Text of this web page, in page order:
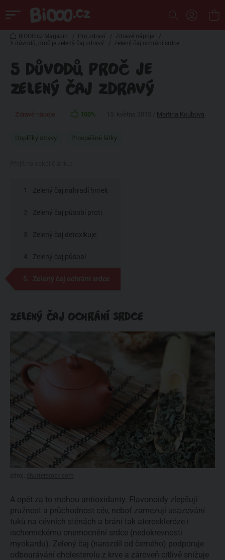
BiOOO.cz Magazin / Pro zdraví / Zdravé nápoje
/
5 důvodů, proč je zelený čaj zdravý
/ Zelený čaj ochrání srdce
5 DŮVODŮ, PROČ JE
ZELENÝ ČAJ ZDRAVÝ
Zdravé nápoje 100% Martina Koubová
Doplňky stravy Prospěšné látky
Zelený čaj nahradí hrnek
ranní kávy
Zelený čaj působí proti
rakovině
Zelený čaj detoxikuje
Zelený čaj působí
antibakteriálně
Zelený čaj ochrání srdce
ZELENÝ ČAJ OCHRÁNÍ SRDCE
A opět za to mohou antioxidanty. Flavonoidy zlepšují
pružnost a průchodnost cév, neboť zamezují usazování
tuků na cévních stěnách a brání tak ateroskleróze i
ischemickému onemocnění srdce (nedokrevnosti
myokardu). Zelený čaj (narozdíl od černého) podporuje
odbourávání cholesterolu z krve a zároveň citlivě snižuje